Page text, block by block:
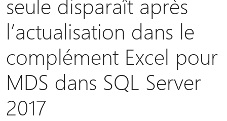
l’actualisation dans le
complément Excel pour
MDS dans SQL Server
2017